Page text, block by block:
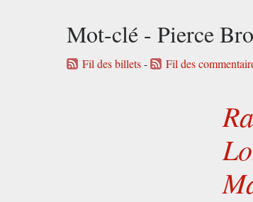
Mot-clé - Pierce
Fil des billets- Fil des